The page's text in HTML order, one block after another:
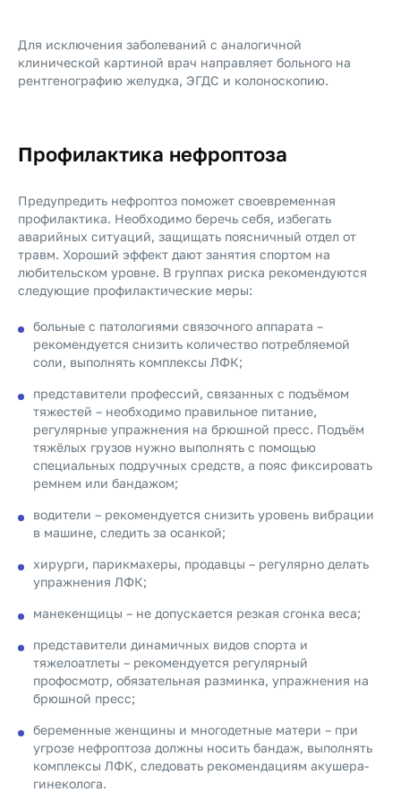
Для исключения заболеваний с аналогичной
клинической картиной врач направляет больного на
рентгенографию желудка, ЭГДС и колоноскопию.
Профилактика нефроптоза
Предупредить нефроптоз поможет своевременная
профилактика. Необходимо беречь себя, избегать
аварийных ситуаций, защищать поясничный отдел от
травм. Хороший эффект дают занятия спортом на
любительском уровне. В группах риска рекомендуются
следующие профилактические меры:
больные с патологиями связочного аппарата –
рекомендуется снизить количество потребляемой
соли, выполнять комплексы ЛФК;
представители профессий, связанных с подъёмом
тяжестей – необходимо правильное питание,
регулярные упражнения на брюшной пресс. Подъём
тяжёлых грузов нужно выполнять с помощью
специальных подручных средств, а пояс фиксировать
ремнем или бандажом;
водители – рекомендуется снизить уровень вибрации
в машине, следить за осанкой;
хирурги, парикмахеры, продавцы – регулярно делать
упражнения ЛФК;
манекенщицы – не допускается резкая сгонка веса;
представители динамичных видов спорта и
тяжелоатлеты – рекомендуется регулярный
профосмотр, обязательная разминка, упражнения на
брюшной пресс;
беременные женщины и многодетные матери – при
угрозе нефроптоза должны носить бандаж, выполнять
комплексы ЛФК, следовать рекомендациям акушера-
гинеколога.